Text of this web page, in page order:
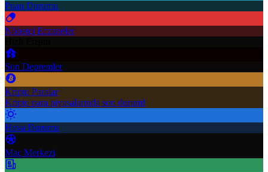
Puan Durumu
Nöbetçi Eczaneler
Son Depremler
Kripto Paralar
Kripto para piyasalarında son durum!
Hava Durumu
Maç Merkezi